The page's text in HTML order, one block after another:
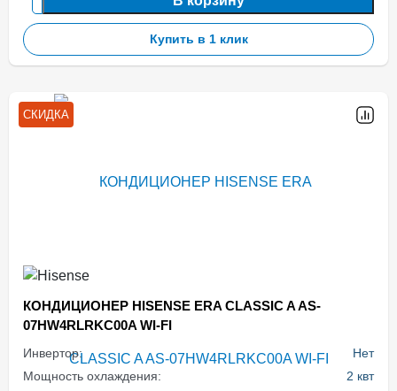
Купить в 1 клик
СКИДКА
КОНДИЦИОНЕР HISENSE ERA CLASSIC A AS-
07HW4RLRKC00A WI-FI
Инвертор:
Нет
Мощность охлаждения:
2 квт